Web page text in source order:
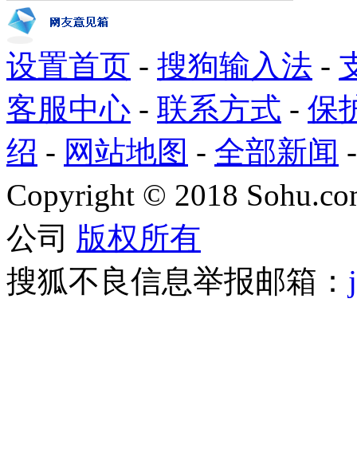
设置首页 - 搜狗输入法 -
客服中心 - 联系方式 - 保
绍 - 网站地图 - 全部新闻
Copyright © 2018
公司 版权所有
搜狐不良信息举报邮箱：